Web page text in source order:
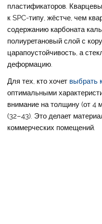
пластификаторов.
к SPC-типу, жёстче, чем
содержанию карбоната
полиуретановый слой с
царапоустойчивость, а
деформацию.
Для тех, кто хочет выбрать
оптимальными
внимание на толщину (от 4
(32–43). Это делает
коммерческих помещений.